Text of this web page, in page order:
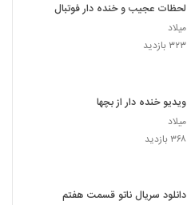
لحظات عجیب و خنده دار فوتبال
میلاد
۳۲۳ بازدید
ویدیو خنده دار از بچها
میلاد
۳۶۸ بازدید
دانلود سریال ناتو قسمت هفتم